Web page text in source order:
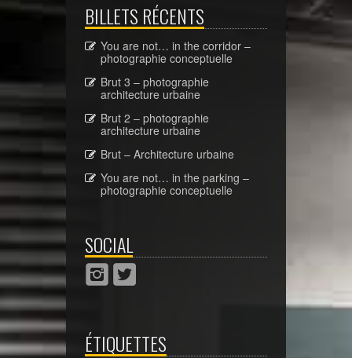
BILLETS RÉCENTS
You are not… in the corridor –
photographie conceptuelle
Brut 3 – photographie
architecture urbaine
Brut 2 – photographie
architecture urbaine
Brut – Architecture urbaine
You are not… in the parking –
photographie conceptuelle
SOCIAL
ÉTIQUETTES